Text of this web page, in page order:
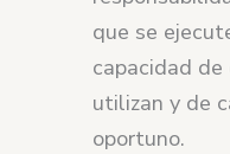
que se
capacidad
utilizan y de
oportuno.